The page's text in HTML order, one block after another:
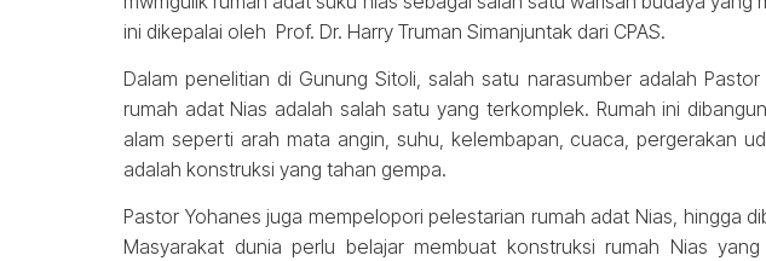
ini dikepalai oleh Prof. Dr. Harry Truman Simanjuntak dari CPAS.
Dalam penelitian di Gunung Sitoli, salah satu narasumber adalah
rumah adat Nias adalah salah satu yang terkomplek. Rumah ini
alam seperti arah mata angin, suhu, kelembapan, cuaca, pergerakan
adalah konstruksi yang tahan gempa.
Pastor Yohanes juga mempelopori pelestarian rumah adat Nias, hingga
Masyarakat dunia perlu belajar membuat konstruksi rumah Nias